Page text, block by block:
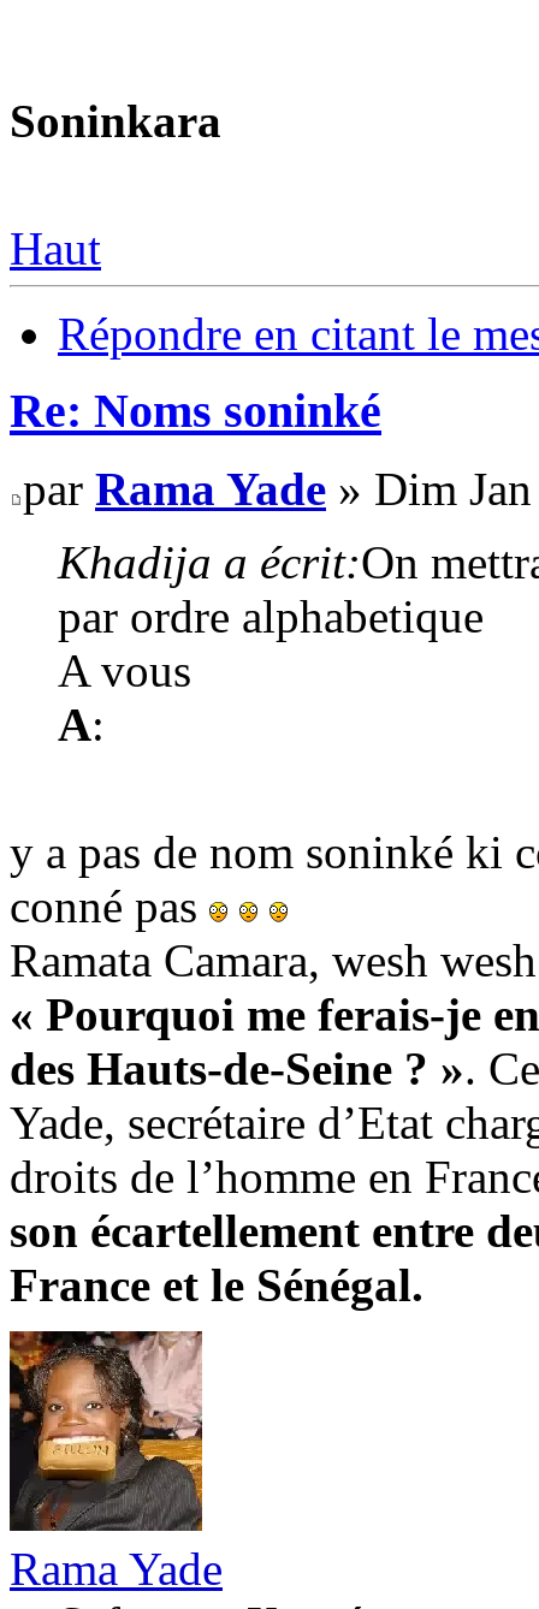
Soninkara
Haut
Répondre en citant le
Re: Noms soninké
par Rama Yade » Dim
Khadija a écrit:On
par ordre alphabetique
A vous
A:
y a pas de nom soninké ki
conné pas
Ramata Camara, wesh wesh
« Pourquoi me ferais-je
des Hauts-de-Seine ? ».
Yade, secrétaire d’Etat
droits de l’homme en
son écartellement entre
France et le Sénégal.
Rama Yade